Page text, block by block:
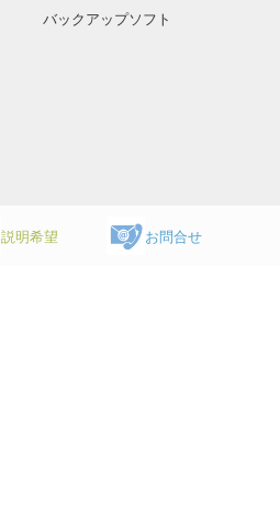
説明希望 お問合せ
バックアップソフト